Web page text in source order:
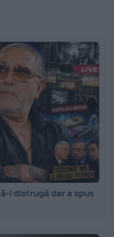
l distrugă dar a spus